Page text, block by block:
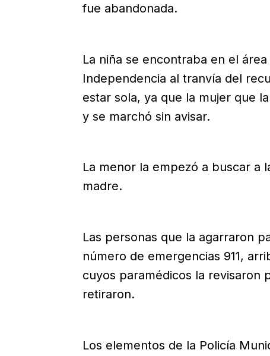
fue abandonada.
La niña se encontraba en el
Independencia al tranvía del
estar sola, ya que la mujer que
y se marchó sin avisar.
La menor la empezó a buscar a
madre.
Las personas que la agarraron
número de emergencias 911,
cuyos paramédicos la revisaron
retiraron.
Los elementos de la Policía